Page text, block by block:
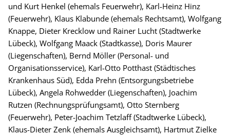
und Kurt Henkel (ehemals Feuerwehr), Karl-Heinz Hinz
(Feuerwehr), Klaus Klabunde (ehemals Rechtsamt), Wolfgang
Knappe, Dieter Krecklow und Rainer Lucht (Stadtwerke
Lübeck), Wolfgang Maack (Stadtkasse), Doris Maurer
(Liegenschaften), Bernd Möller (Personal- und
Organisationsservice), Karl-Otto Potthast (Städtisches
Krankenhaus Süd), Edda Prehn (Entsorgungsbetriebe
Lübeck), Angela Rohwedder (Liegenschaften), Joachim
Rutzen (Rechnungsprüfungsamt), Otto Sternberg
(Feuerwehr), Peter-Joachim Tetzlaff (Stadtwerke Lübeck),
Klaus-Dieter Zenk (ehemals Ausgleichsamt), Hartmut Zielke